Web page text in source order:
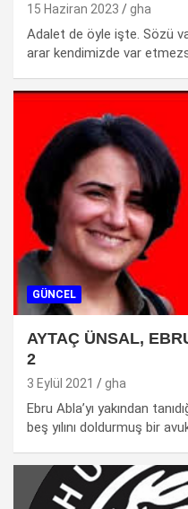
15 Haziran 2023 gha
Adalet de öyle işte. Sözü
arar kendimizde var
GÜNCEL
AYTAÇ ÜNSAL,
2
3 Eylül 2021 gha
Ebru Abla’yı yakından
beş yılını doldurmuş bir